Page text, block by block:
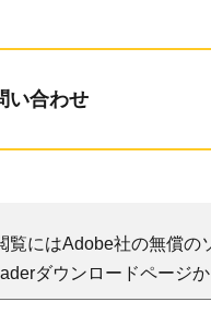
い合わせ
覧にはAdobe社の無償の
ダウンロードページ